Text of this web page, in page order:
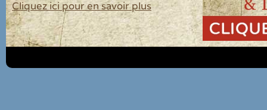
Cliquez ici pour en savoir plus